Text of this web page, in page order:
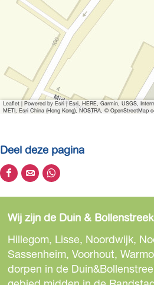
Leaflet | Powered by Esri | Esri, HERE, Garmin, USGS,
METI, Esri China (Hong Kong), NOSTRA, © OpenStreetMap
Deel deze pagina
D
e
l
d
e
z
e
D
e
l
d
e
z
e
D
e
l
d
e
z
e
Wij zijn de Duin & Bollenstreek
Hillegom, Lisse, Noordwijk,
Sassenheim, Voorhout,
dorpen in de